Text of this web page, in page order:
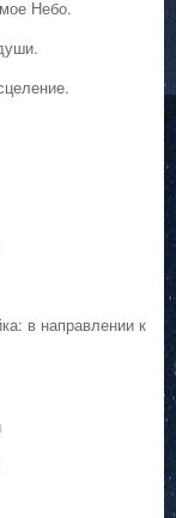
Небо.
в направлении к